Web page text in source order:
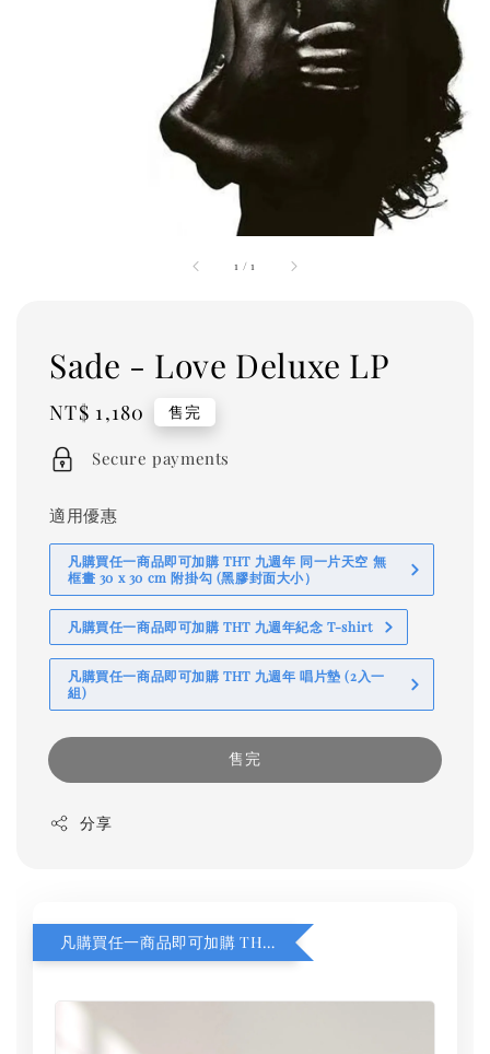
1 /1
Sade - Love Deluxe LP
Regular
price
NT$ 1,180 售完
Secure payments
適用優惠
凡購買任一商品即可加購 THT 九週年 同一片天空 無
框畫 30 x 30 cm 附掛勾 (黑膠封面大小）
凡購買任一商品即可加購 THT 九週年紀念 T-shirt
凡購買任一商品即可加購 THT 九週年 唱片墊 (2入一
組)
售完
分享
凡購買任一商品即可加購 THT 九週年 同一片天空 無框畫 30 x 30 cm 附掛勾 (黑膠封面大小）